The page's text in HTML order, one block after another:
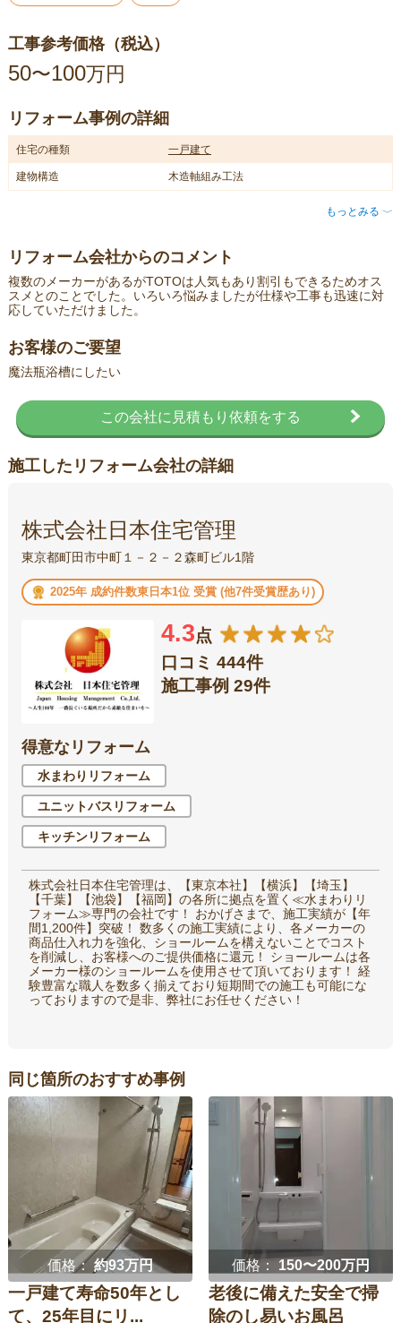
工事参考価格（税込）
50〜100万円
リフォーム事例の詳細
住宅の種類 一戸建て
建物構造 木造軸組み工法
もっとみる 〈
リフォーム会社からのコメント
複数のメーカーがあるがTOTOは人気もあり割引もできるためオス
スメとのことでした。いろいろ悩みましたが仕様や工事も迅速に対
応していただけました。
お客様のご要望
魔法瓶浴槽にしたい
この会社に見積もり依頼をする
施工したリフォーム会社の詳細
株式会社日本住宅管理
東京都町田市中町１－２－２森町ビル1階
2025年 成約件数東日本1位 受賞 (他7件受賞歴あり)
4.3点
口コミ 444件
施工事例 29件
得意なリフォーム
水まわりリフォーム
ユニットバスリフォーム
キッチンリフォーム
株式会社日本住宅管理は、【東京本社】【横浜】【埼玉】
【千葉】【池袋】【福岡】の各所に拠点を置く≪水まわりリ
フォーム≫専門の会社です！ おかげさまで、施工実績が【年
間1,200件】突破！ 数多くの施工実績により、各メーカーの
商品仕入れ力を強化、ショールームを構えないことでコスト
を削減し、お客様へのご提供価格に還元！ ショールームは各
メーカー様のショールームを使用させて頂いております！ 経
験豊富な職人を数多く揃えており短期間での施工も可能にな
っておりますので是非、弊社にお任せください！
同じ箇所のおすすめ事例
価格：約93万円
一戸建て寿命50年とし
て、25年目にリ...
価格： 150〜200万円
老後に備えた安全で掃
除のし易いお風呂